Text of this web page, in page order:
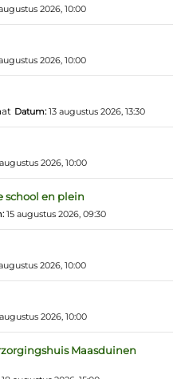
2026, 10:00
2026, 10:00
Datum: 13 augustus 2026, 13:30
2026, 10:00
school en plein
15 augustus 2026, 09:30
2026, 10:00
2026, 10:00
Maasduinen